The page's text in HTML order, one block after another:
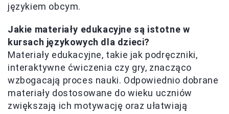
językiem obcym.
Jakie materiały edukacyjne są istotne w
kursach językowych dla dzieci?
Materiały edukacyjne, takie jak podręczniki,
interaktywne ćwiczenia czy gry, znacząco
wzbogacają proces nauki. Odpowiednio dobrane
materiały dostosowane do wieku uczniów
zwiększają ich motywację oraz ułatwiają